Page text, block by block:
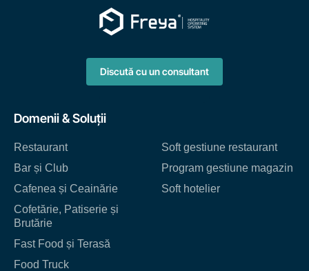
Domenii & Soluții
Restaurant
Bar și Club
Cafenea și Ceainărie
Cofetărie, Patiserie și
Brutărie
Fast Food și Terasă
Food Truck
Soft gestiune restaurant
Program gestiune magazin
Soft hotelier
Discută cu un consultant